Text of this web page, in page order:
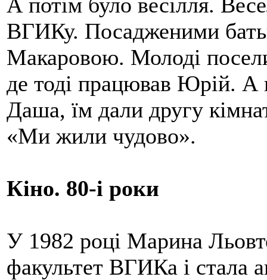
ВГИКу. Посадженими
Макаровою. Молоді
де тоді працював Юрій. А
Даша, їм дали другу
«Ми жили чудово».
Кіно. 80-і роки
У 1982 році Марина
факультет ВГИКа і стала